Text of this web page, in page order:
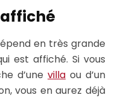
en très grande
est affiché. Si vous
d’une villa ou d’un
vous en aurez déjà